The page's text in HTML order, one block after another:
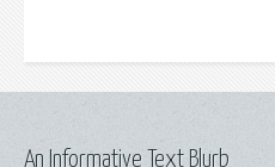
An Informative Text Blurb